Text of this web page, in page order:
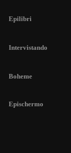
Epilibri
Intervistando
Boheme
Epischermo